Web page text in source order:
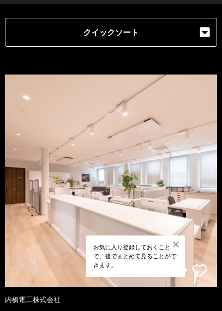
クイックソート
お気に入り登録しておくこと
で、後でまとめて見ることがで
きます。
内橋電工株式会社